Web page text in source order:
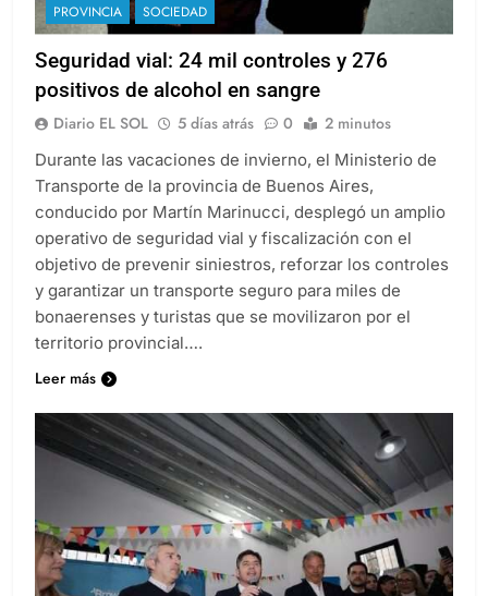
PROVINCIA SOCIEDAD
Seguridad vial: 24 mil controles y 276
positivos de alcohol en sangre
Diario EL SOL 5 días atrás 0 2 minutos
Durante las vacaciones de invierno, el Ministerio de
Transporte de la provincia de Buenos Aires,
conducido por Martín Marinucci, desplegó un amplio
operativo de seguridad vial y fiscalización con el
objetivo de prevenir siniestros, reforzar los controles
y garantizar un transporte seguro para miles de
bonaerenses y turistas que se movilizaron por el
territorio provincial….
Leer más